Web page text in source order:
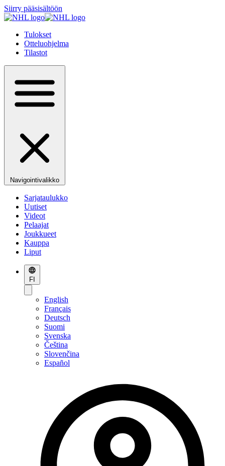
Siirry pääsisältöön
Tulokset
Otteluohjelma
Tilastot
Navigointivalikko
Sarjataulukko
Uutiset
Videot
Pelaajat
Joukkueet
Kauppa
Liput
FI
English
Français
Deutsch
Suomi
Svenska
Čeština
Slovenčina
Español